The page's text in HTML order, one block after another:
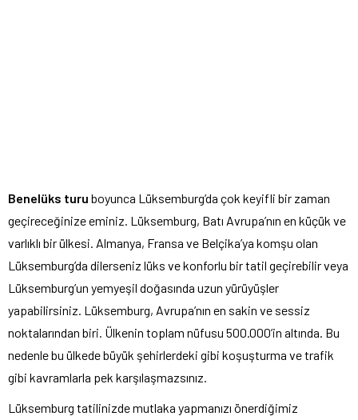
Benelüks turu boyunca Lüksemburg’da çok keyifli bir zaman
geçireceğinize eminiz. Lüksemburg, Batı Avrupa’nın en küçük ve
varlıklı bir ülkesi. Almanya, Fransa ve Belçika’ya komşu olan
Lüksemburg’da dilerseniz lüks ve konforlu bir tatil geçirebilir veya
Lüksemburg’un yemyeşil doğasında uzun yürüyüşler
yapabilirsiniz. Lüksemburg, Avrupa’nın en sakin ve sessiz
noktalarından biri. Ülkenin toplam nüfusu 500.000’in altında. Bu
nedenle bu ülkede büyük şehirlerdeki gibi koşuşturma ve trafik
gibi kavramlarla pek karşılaşmazsınız.
Lüksemburg tatilinizde mutlaka yapmanızı önerdiğimiz